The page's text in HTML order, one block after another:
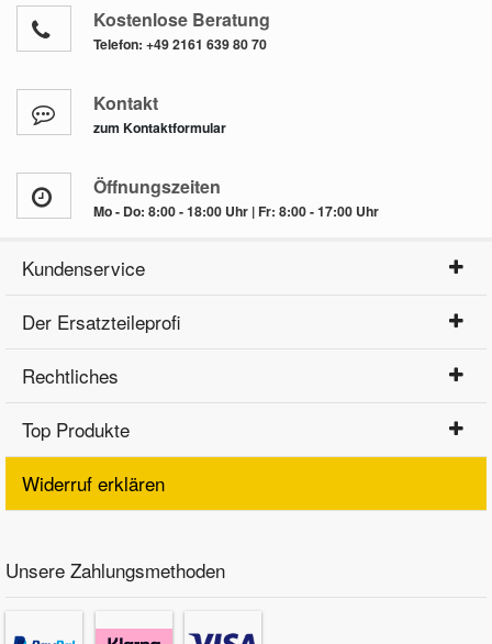
Kostenlose Beratung
Telefon: +49 2161 639 80 70
Kontakt
zum Kontaktformular
Öffnungszeiten
Mo - Do: 8:00 - 18:00 Uhr | Fr: 8:00 - 17:00 Uhr
Kundenservice
Der Ersatzteileprofi
Rechtliches
Top Produkte
Widerruf erklären
Unsere Zahlungsmethoden